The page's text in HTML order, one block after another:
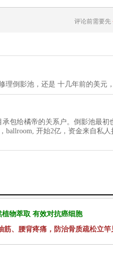
评论前需要先
理倒影池，还是 十几年前的美元
包给橘帝的关系户。倒影池最初
开始2亿，资金来自私人
物萃取 有效对抗癌细胞
筋、腰背疼痛，防治骨质疏松立竿